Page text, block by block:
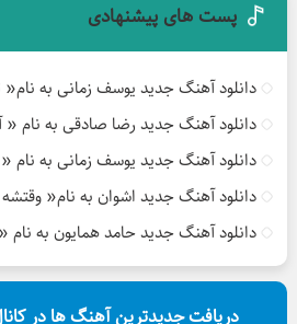
پست های پیشنهادی
دانلود آهنگ جدید یوسف زمانی به نام«
دانلود آهنگ جدید رضا صادقی به نام
دانلود آهنگ جدید یوسف زمانی به نام
دانلود آهنگ جدید اشوان به نام«
دانلود آهنگ جدید حامد همایون به
دریافت جدیدترین آهنگ ها در